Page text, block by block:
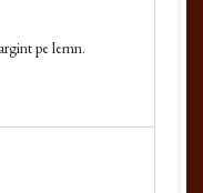
pe lemn.